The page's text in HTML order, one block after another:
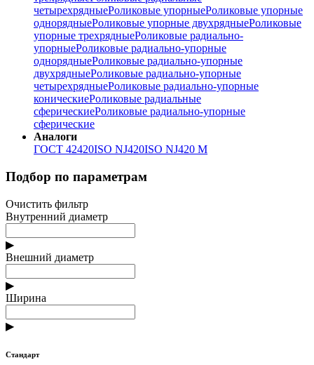
четырехрядныеРоликовые упорныеРоликовые упорные
однорядныеРоликовые упорные двухрядныеРоликовые
упорные трехрядныеРоликовые радиально-
упорныеРоликовые радиально-упорные
однорядныеРоликовые радиально-упорные
двухрядныеРоликовые радиально-упорные
четырехрядныеРоликовые радиально-упорные
коническиеРоликовые радиальные
сферическиеРоликовые радиально-упорные
сферические
Аналоги
ГОСТ 42420ISO NJ420ISO NJ420 M
Подбор по параметрам
Очистить фильтр
Внутренний диаметр
▶
Внешний диаметр
▶
Ширина
▶
Стандарт